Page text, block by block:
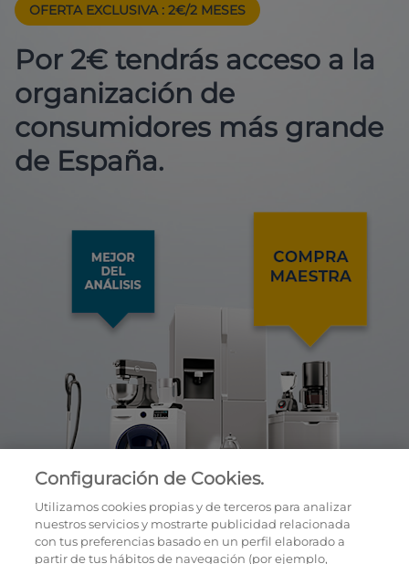
OFERTA EXCLUSIVA : 2€/2 MESES
Por 2€ tendrás acceso a la
organización de
consumidores más grande
de España.
Configuración de Cookies.
Utilizamos cookies propias y de terceros para analizar
nuestros servicios y mostrarte publicidad relacionada
con tus preferencias basado en un perfil elaborado a
partir de tus hábitos de navegación (por ejemplo,